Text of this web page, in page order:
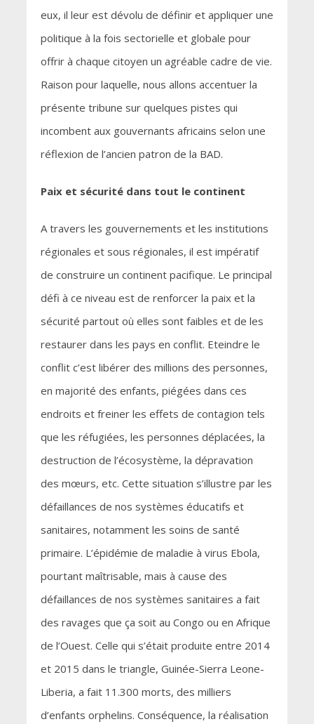
eux, il leur est dévolu de définir et appliquer une
politique à la fois sectorielle et globale pour
offrir à chaque citoyen un agréable cadre de vie.
Raison pour laquelle, nous allons accentuer la
présente tribune sur quelques pistes qui
incombent aux gouvernants africains selon une
réflexion de l’ancien patron de la BAD.
Paix et sécurité dans tout le continent
A travers les gouvernements et les institutions
régionales et sous régionales, il est impératif
de construire un continent pacifique. Le principal
défi à ce niveau est de renforcer la paix et la
sécurité partout où elles sont faibles et de les
restaurer dans les pays en conflit. Eteindre le
conflit c’est libérer des millions des personnes,
en majorité des enfants, piégées dans ces
endroits et freiner les effets de contagion tels
que les réfugiées, les personnes déplacées, la
destruction de l’écosystème, la dépravation
des mœurs, etc. Cette situation s’illustre par les
défaillances de nos systèmes éducatifs et
sanitaires, notamment les soins de santé
primaire. L’épidémie de maladie à virus Ebola,
pourtant maîtrisable, mais à cause des
défaillances de nos systèmes sanitaires a fait
des ravages que ça soit au Congo ou en Afrique
de l’Ouest. Celle qui s’était produite entre 2014
et 2015 dans le triangle, Guinée-Sierra Leone-
Liberia, a fait 11.300 morts, des milliers
d’enfants orphelins. Conséquence, la réalisation